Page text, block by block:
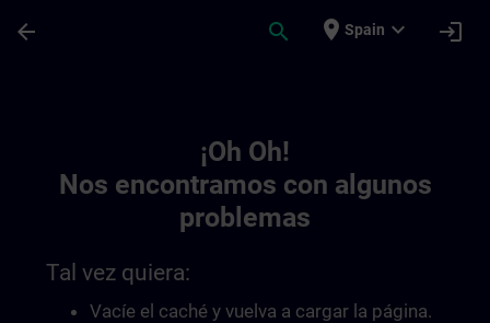
arrow_back search place Spain expand_more login
¡Oh Oh!
Nos encontramos con algunos
problemas
Tal vez quiera:
Vacíe el caché y vuelva a cargar la página.